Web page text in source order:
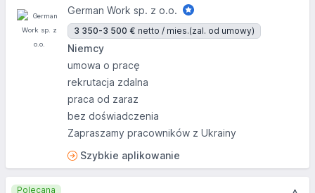
German Work sp. z o.o.
3 350-3 500 € netto / mies.(zal. od umowy)
Niemcy
umowa o pracę
rekrutacja zdalna
praca od zaraz
bez doświadczenia
Zapraszamy pracowników z Ukrainy
Szybkie aplikowanie
Polecana